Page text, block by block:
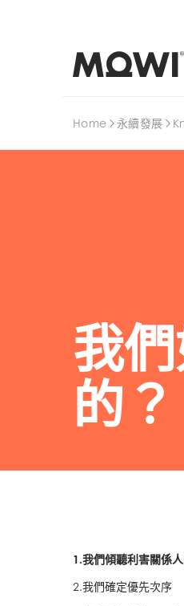
Home 永續發展
我
的？
1.我們傾聽利害關係
2.我們確定優先次序